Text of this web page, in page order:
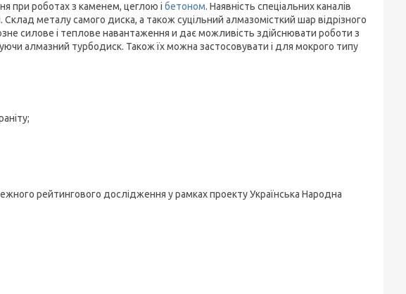
при роботах з каменем, цеглою і бетоном. Наявність спеціальних каналів
металу самого диска, а також суцільний алмазомісткий шар відрізного
силове і теплове навантаження и дає можливість здійснювати роботи з
алмазний турбодиск. Також їх можна застосовувати і для мокрого типу
рейтингового дослідження у рамках проекту Українська Народна